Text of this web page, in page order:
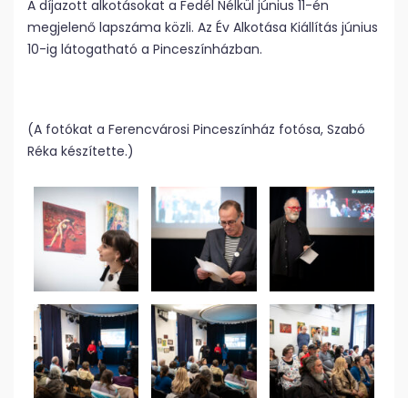
A díjazott alkotásokat a Fedél Nélkül június 11-én
megjelenő lapszáma közli. Az Év Alkotása Kiállítás június
10-ig látogatható a Pinceszínházban.
(A fotókat a Ferencvárosi Pinceszínház fotósa, Szabó
Réka készítette.)